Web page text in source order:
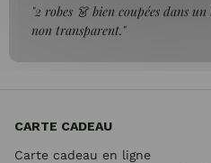
"2 robes 👗 bien coupées dans
non transparent."
CARTE CADEAU
Carte cadeau en ligne